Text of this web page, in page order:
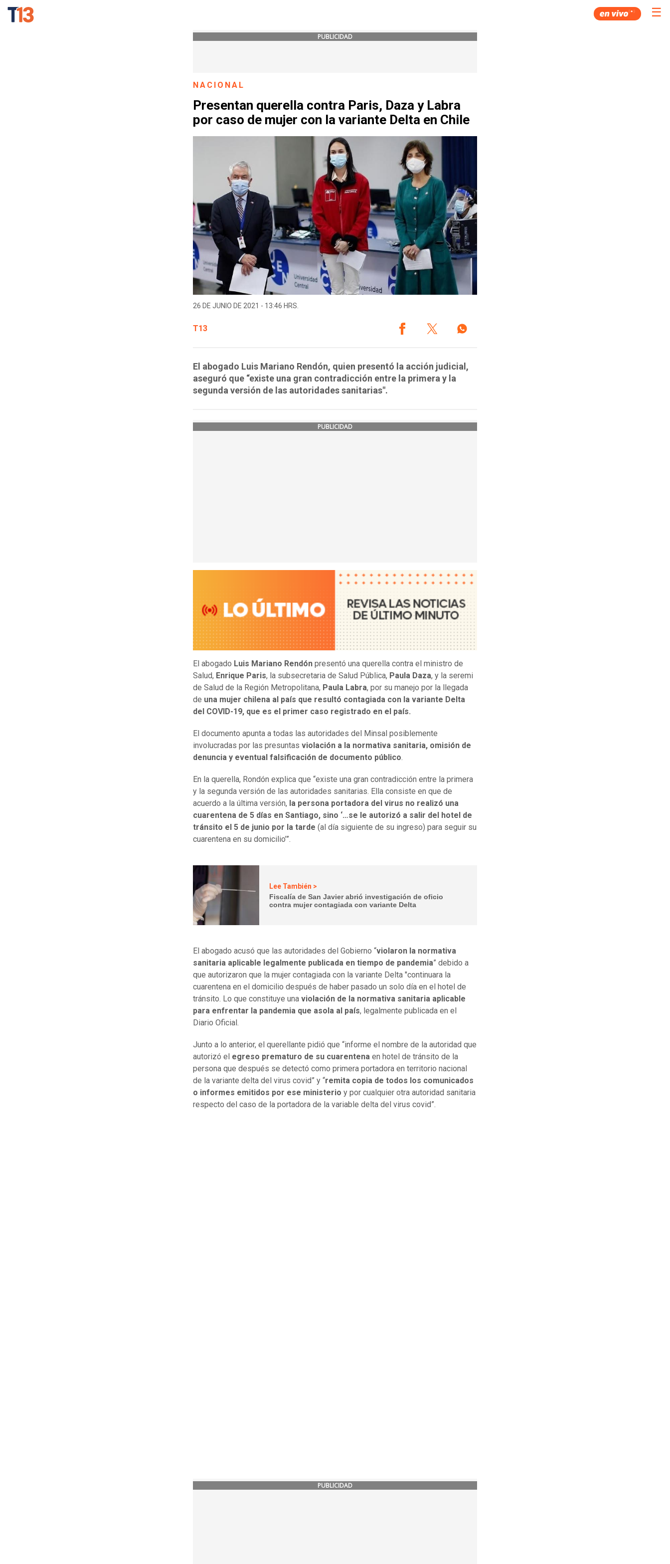
☰
PUBLICIDAD
NACIONAL
Presentan querella contra Paris, Daza y Labra
por caso de mujer con la variante Delta en Chile
26 DE JUNIO DE 2021 - 13:46 HRS.
T13
El abogado Luis Mariano Rendón, quien presentó la acción judicial,
aseguró que “existe una gran contradicción entre la primera y la
segunda versión de las autoridades sanitarias".
PUBLICIDAD
El abogado Luis Mariano Rendón presentó una querella contra el ministro de
Salud, Enrique Paris, la subsecretaria de Salud Pública, Paula Daza, y la seremi
de Salud de la Región Metropolitana, Paula Labra, por su manejo por la llegada
de una mujer chilena al país que resultó contagiada con la variante Delta
del COVID-19, que es el primer caso registrado en el país.
El documento apunta a todas las autoridades del Minsal posiblemente
involucradas por las presuntas violación a la normativa sanitaria, omisión de
denuncia y eventual falsificación de documento público.
En la querella, Rondón explica que “existe una gran contradicción entre la primera
y la segunda versión de las autoridades sanitarias. Ella consiste en que de
acuerdo a la última versión, la persona portadora del virus no realizó una
cuarentena de 5 días en Santiago, sino ‘…se le autorizó a salir del hotel de
tránsito el 5 de junio por la tarde (al día siguiente de su ingreso) para seguir su
cuarentena en su domicilio’”.
Lee También >
Fiscalía de San Javier abrió investigación de oficio
contra mujer contagiada con variante Delta
El abogado acusó que las autoridades del Gobierno “violaron la normativa
sanitaria aplicable legalmente publicada en tiempo de pandemia” debido a
que autorizaron que la mujer contagiada con la variante Delta "continuara la
cuarentena en el domicilio después de haber pasado un solo día en el hotel de
tránsito. Lo que constituye una violación de la normativa sanitaria aplicable
para enfrentar la pandemia que asola al país, legalmente publicada en el
Diario Oficial.
Junto a lo anterior, el querellante pidió que “informe el nombre de la autoridad que
autorizó el egreso prematuro de su cuarentena en hotel de tránsito de la
persona que después se detectó como primera portadora en territorio nacional
de la variante delta del virus covid” y “remita copia de todos los comunicados
o informes emitidos por ese ministerio y por cualquier otra autoridad sanitaria
respecto del caso de la portadora de la variable delta del virus covid”.
PUBLICIDAD